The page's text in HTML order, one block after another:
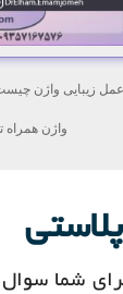
عمل زیبایی واژن
واژن
شما